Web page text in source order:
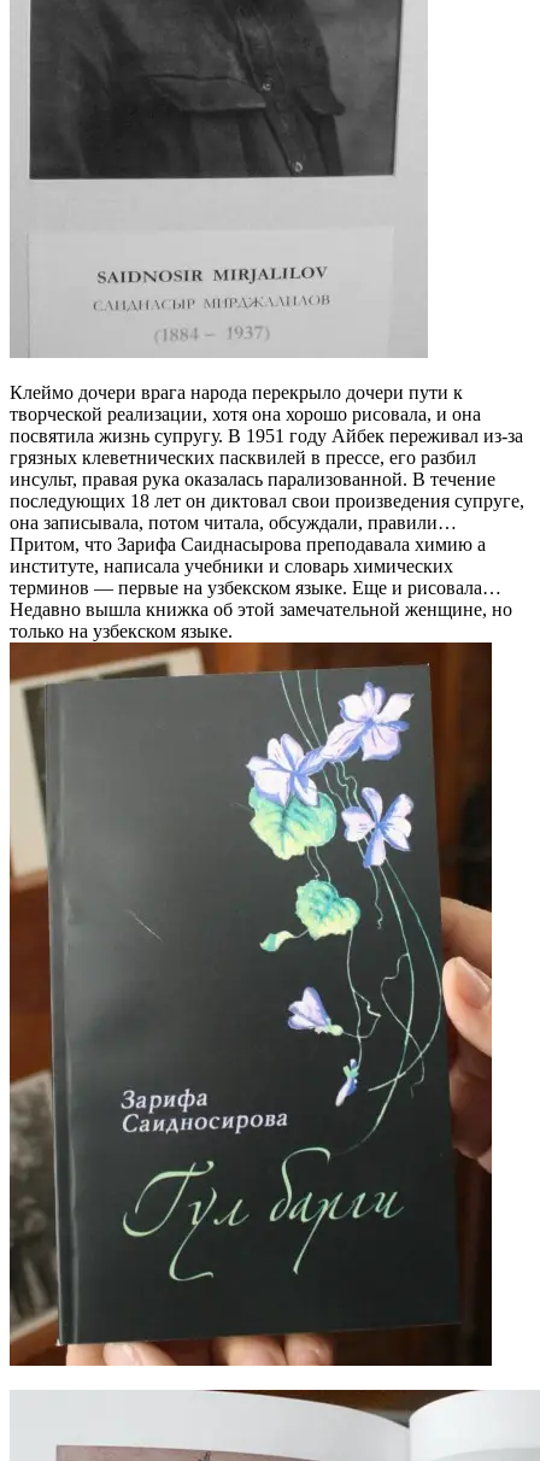
Клеймо дочери врага народа перекрыло дочери пути к
творческой реализации, хотя она хорошо рисовала, и она
посвятила жизнь супругу. В 1951 году Айбек переживал из-за
грязных клеветнических пасквилей в прессе, его разбил
инсульт, правая рука оказалась парализованной. В течение
последующих 18 лет он диктовал свои произведения супруге,
она записывала, потом читала, обсуждали, правили…
Притом, что Зарифа Саиднасырова преподавала химию а
институте, написала учебники и словарь химических
терминов — первые на узбекском языке. Еще и рисовала…
Недавно вышла книжка об этой замечательной женщине, но
только на узбекском языке.